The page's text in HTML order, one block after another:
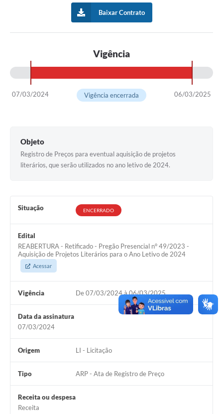
Transparência
Diário Oficial
Secretarias
A Nossa Cidade
Baixar Contrato
Vigência
07/03/2024 06/03/2025
Vigência encerrada
Objeto
Registro de Preços para eventual aquisição de projetos
literários, que serão utilizados no ano letivo de 2024.
Situação ENCERRADO
Edital
REABERTURA - Retificado - Pregão Presencial n° 49/2023 -
Aquisição de Projetos Literários para o Ano Letivo de 2024
Acessar
Vigência De 07/03/2024 à 06/03/2025
Data da assinatura
07/03/2024
Origem LI - Licitação
Tipo ARP - Ata de Registro de Preço
Receita ou despesa
Receita